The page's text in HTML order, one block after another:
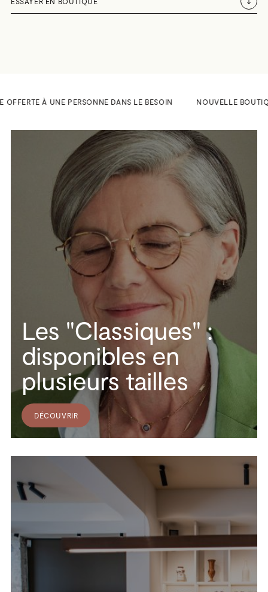
À UNE PERSONNE DANS LE BESOIN NOUVELLE
Les "Classiques" :
disponibles en
plusieurs tailles
DÉCOUVRIR